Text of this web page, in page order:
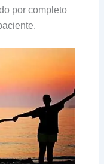
por completo